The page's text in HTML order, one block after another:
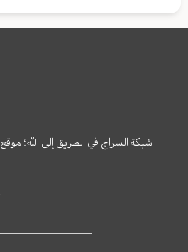
شبكة السراج في الطريق إلى الله؛